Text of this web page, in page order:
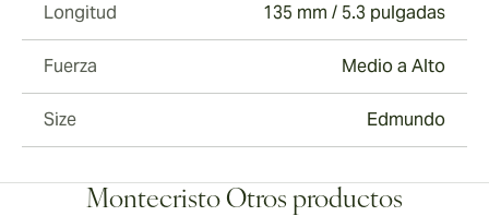
Longitud 135 mm / 5.3 pulgadas
Fuerza Medio a Alto
Size Edmundo
Montecristo Otros productos